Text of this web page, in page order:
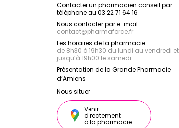
Contacter un pharmacien conseil par
téléphone au 03 22 71 64 16
Nous contacter par e-mail :
contact@pharmaforce.fr
Les horaires de la pharmacie :
de 8h30 à 19h30 du lundi au vendredi et
jusqu’à 19h00 le samedi
Présentation de la Grande Pharmacie
d’Amiens
Nous situer
Venir
directement
à la pharmacie